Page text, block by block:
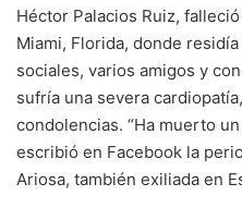
Héctor Palacios Ruiz,
Miami, Florida, donde
sociales, varios amigos y
sufría una severa
condolencias. “Ha muerto
escribió en Facebook la
Ariosa, también exiliada en